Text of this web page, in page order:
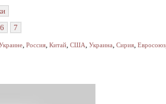
6
7
, Россия, Китай, США, Украина, Сирия, Евросоюз